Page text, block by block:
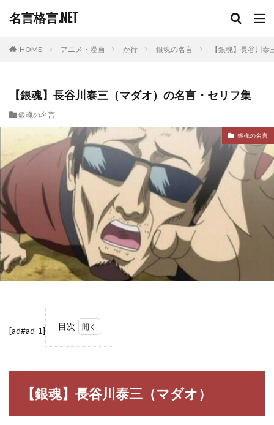
名言格言.NET
HOME アニメ・漫画 か行 銀魂の名言 【銀魂】長谷川
【銀魂】長谷川泰三（マダオ）の名言・セリフ集
銀魂の名言
銀魂の名言
[ad#ad-1] 目次
川泰
三
【銀魂】長谷川泰三（マダオ）